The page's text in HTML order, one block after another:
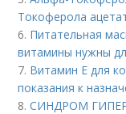
Токоферола
6. Питательная
витамины нужны
7. Витамин E для
показания к
8.СИНДРОМ